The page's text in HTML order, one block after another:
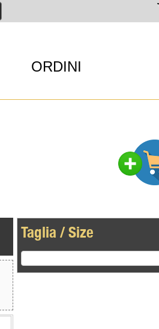
ORDINI
Taglia / Size